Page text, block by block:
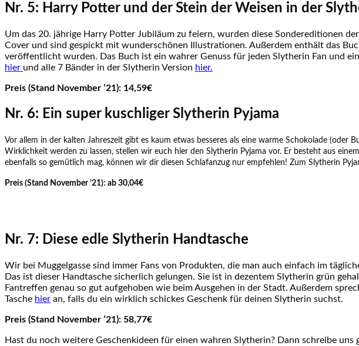
Nr. 5: Harry Potter und der Stein der Weisen in der
Um das 20. jährige Harry Potter Jubiläum zu feiern, wurden diese Sondereditionen
Cover und sind gespickt mit wunderschönen Illustrationen. Außerdem enthält das
veröffentlicht wurden. Das Buch ist ein wahrer Genuss für jeden Slytherin Fan und
hier und alle 7 Bänder in der Slytherin Version hier.
Preis (Stand November ’21): 14,59€
Nr. 6: Ein super kuschliger Slytherin Pyjama
Vor allem in der kalten Jahreszeit gibt es kaum etwas besseres als eine warme Schokolade
Wirklichkeit werden zu lassen, stellen wir euch hier den Slytherin Pyjama vor. Er besteht aus
ebenfalls so gemütlich mag, können wir dir diesen Schlafanzug nur empfehlen! Zum Slytherin
Preis (Stand November ’21): ab 30,04€
Nr. 7: Diese edle Slytherin Handtasche
Wir bei Muggelgasse sind immer Fans von Produkten, die man auch einfach im
Das ist dieser Handtasche sicherlich gelungen. Sie ist in dezentem Slytherin grün
Fantreffen genau so gut aufgehoben wie beim Ausgehen in der Stadt. Außerdem
Tasche hier an, falls du ein wirklich schickes Geschenk für deinen Slytherin suchst.
Preis (Stand November ’21): 58,77€
Hast du noch weitere Geschenkideen für einen wahren Slytherin? Dann schreibe